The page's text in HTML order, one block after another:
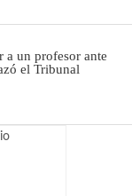
a un profesor ante
el Tribunal